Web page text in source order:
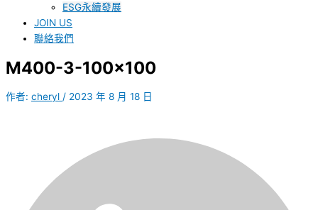
ESG永續發展
JOIN US
聯絡我們
M400-3-100×100
作者: cheryl / 2023 年 8 月 18 日